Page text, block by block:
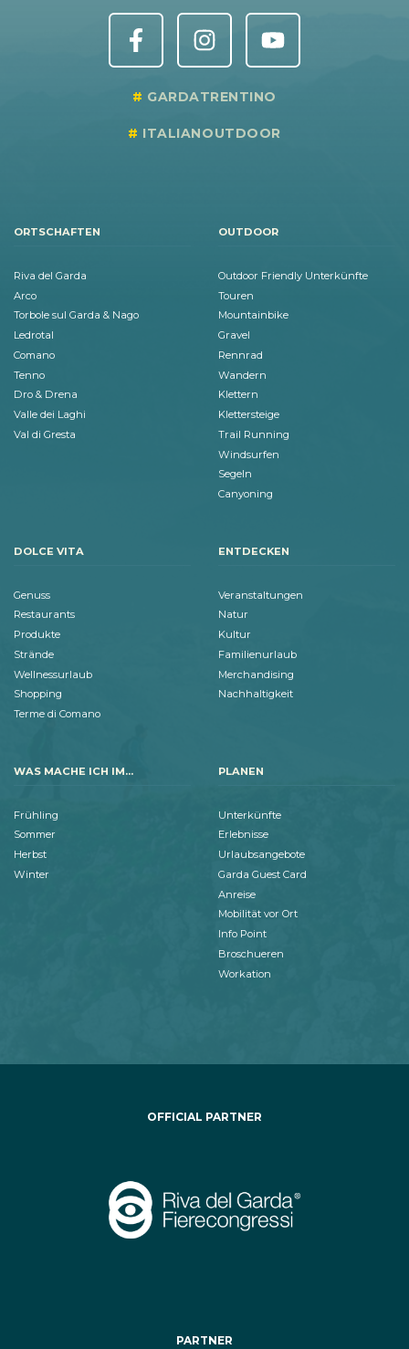
GARDATRENTINO
ITALIANOUTDOOR
ORTSCHAFTEN
Riva del Garda
Arco
Torbole sul Garda & Nago
Ledrotal
Comano
Tenno
Dro & Drena
Valle dei Laghi
Val di Gresta
OUTDOOR
Outdoor Friendly Unterkünfte
Touren
Mountainbike
Gravel
Rennrad
Wandern
Klettern
Klettersteige
Trail Running
Windsurfen
Segeln
Canyoning
DOLCE VITA
Genuss
Restaurants
Produkte
Strände
Wellnessurlaub
Shopping
Terme di Comano
ENTDECKEN
Veranstaltungen
Natur
Kultur
Familienurlaub
Merchandising
Nachhaltigkeit
WAS MACHE ICH IM...
Frühling
Sommer
Herbst
Winter
PLANEN
Unterkünfte
Erlebnisse
Urlaubsangebote
Garda Guest Card
Anreise
Mobilität vor Ort
Info Point
Broschueren
Workation
OFFICIAL PARTNER
PARTNER